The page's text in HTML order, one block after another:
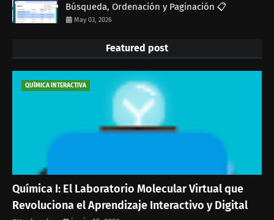
Búsqueda, Ordenación y Paginación 📋
May 03, 2026
Featured post
QUÍMICA INTERACTIVA
Química I: El Laboratorio Molecular Virtual que
Revoluciona el Aprendizaje Interactivo y Digital